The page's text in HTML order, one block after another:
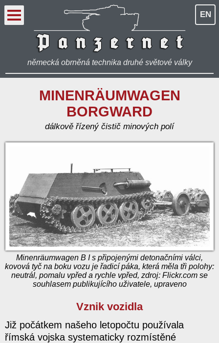
EN
německá obrněná technika druhé světové války
MINENRÄUMWAGEN
BORGWARD
dálkově řízený čistič minových polí
Minenräumwagen B I s připojenými detonačními válci,
kovová tyč na boku vozu je řadicí páka, která měla tři polohy:
neutrál, pomalu vpřed a rychle vpřed, zdroj: Flickr.com se
souhlasem publikujícího uživatele, upraveno
Vznik vozidla
Již počátkem našeho letopočtu používala
římská vojska systematicky rozmístěné